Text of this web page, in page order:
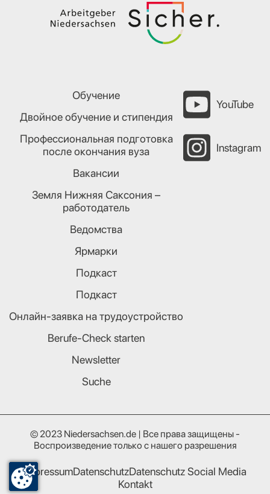
Обучение
Двойное обучение и стипендия
Профессиональная подготовка
после окончания вуза
Вакансии
Земля Нижняя Саксония –
работодатель
Ведомства
Ярмарки
Подкаст
Подкаст
Онлайн-заявка на трудоустройство
Berufe-Check starten
Newsletter
Suche
YouTube
Instagram
© 2023 Niedersachsen.de | Все права защищены -
Воспроизведение только с нашего разрешения
ImpressumDatenschutzDatenschutz Social Media
Kontakt